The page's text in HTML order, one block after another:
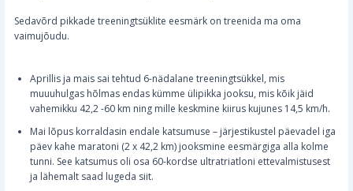
Sedavõrd pikkade treeningtsüklite eesmärk on treenida ma oma
vaimujõudu.
Aprillis ja mais sai tehtud 6-nädalane treeningtsükkel, mis
muuuhulgas hõlmas endas kümme ülipikka jooksu, mis kõik jäid
vahemikku 42,2 -60 km ning mille keskmine kiirus kujunes 14,5 km/h.
Mai lõpus korraldasin endale katsumuse – järjestikustel päevadel iga
päev kahe maratoni (2 x 42,2 km) jooksmine eesmärgiga alla kolme
tunni. See katsumus oli osa 60-kordse ultratriatloni ettevalmistusest
ja lähemalt saad lugeda siit.